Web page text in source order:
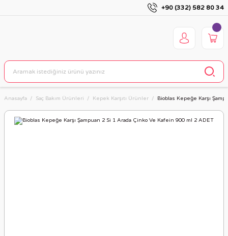
+90 (332) 582 80 34
Anasayfa Saç Bakım Ürünleri Kepek Karşıtı Ürünler Bioblas Kepeğe Karşı